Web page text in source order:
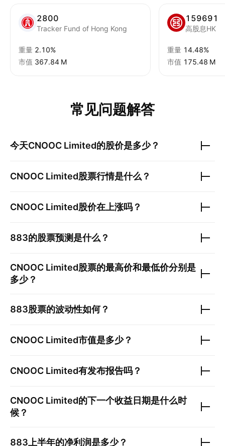
2800
Tracker Fund of Hong Kong
重量 2.10%
市值 ‪367.84 M‬
159691
高股息HK
重量 14.48%
市值 ‪175.48 M‬
常见问题解答
今天CNOOC Limited的股价是多少？
CNOOC Limited股票行情是什么？
CNOOC Limited股价在上涨吗？
883的股票预测是什么？
CNOOC Limited股票的最高价和最低价分别是
多少？
883股票的波动性如何？
CNOOC Limited市值是多少？
CNOOC Limited有发布报告吗？
CNOOC Limited的下一个收益日期是什么时
候？
883 上半年的净利润是多少？